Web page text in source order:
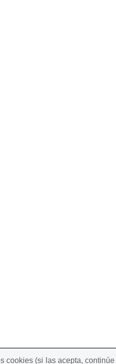
cookies (si las acepta,